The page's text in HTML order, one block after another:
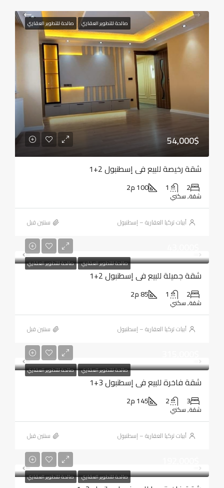
صالحة للتطوير العقاري صالحة للتطوير العقاري
54,000$
شقة رخيصة للبيع في إسطنبول 2+1
2
1 100 م2
شقة, سكني
أبيات تركيا العقارية – إسطنبول ‏سنتين قبل
صالحة للتطوير العقاري صالحة للتطوير العقاري
شقة جميلة للبيع في إسطنبول 2+1
2
1 85 م2
شقة, سكني
أبيات تركيا العقارية – إسطنبول ‏سنتين قبل
صالحة للتطوير العقاري صالحة للتطوير العقاري
شقة فاخرة للبيع في إسطنبول 3+1
3
2 145 م2
شقة, سكني
أبيات تركيا العقارية – إسطنبول ‏سنتين قبل
صالحة للتطوير العقاري صالحة للتطوير العقاري